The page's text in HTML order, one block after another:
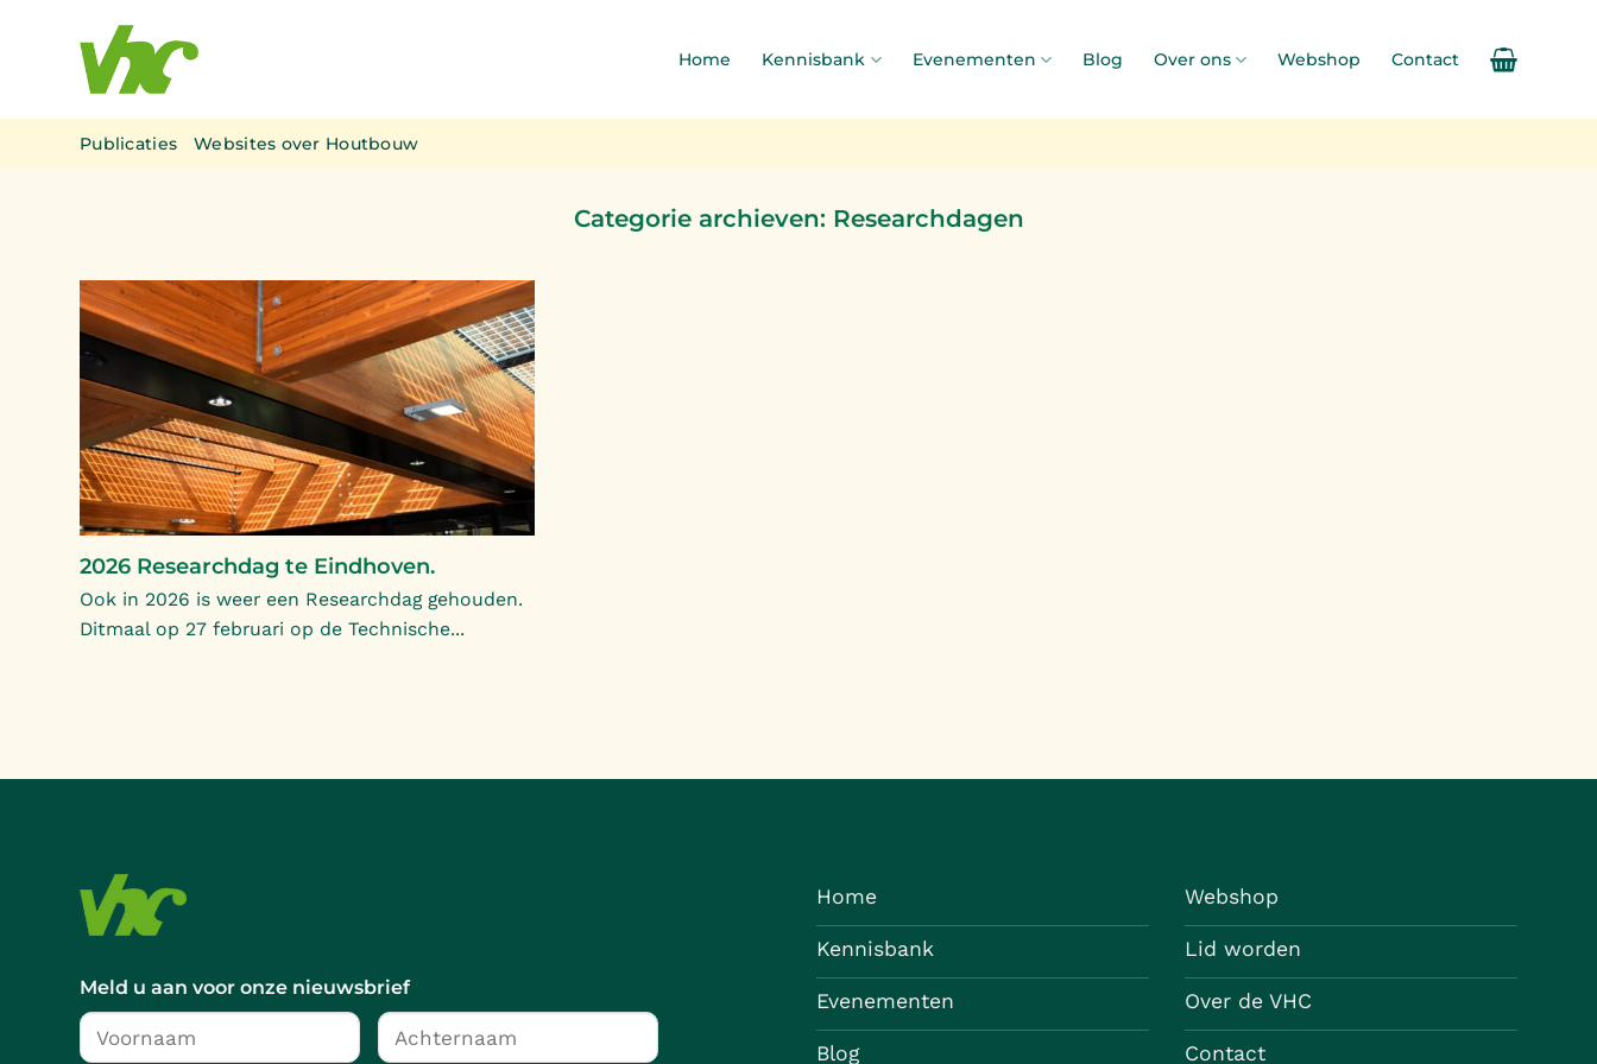
Home Kennisbank Evenementen Blog Over ons Webshop Contact
Publicaties Websites over Houtbouw
Categorie archieven: Researchdagen
2026 Researchdag te Eindhoven.
Ook in 2026 is weer een Researchdag gehouden.
Ditmaal op 27 februari op de Technische...
Meld u aan voor onze nieuwsbrief
Home
Kennisbank
Evenementen
Blog
Webshop
Lid worden
Over de VHC
Contact